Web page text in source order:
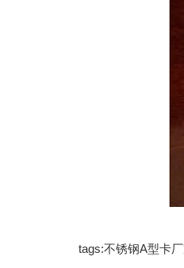
tags:不锈钢A型卡